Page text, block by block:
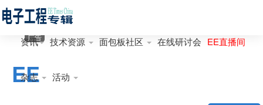
资讯 技术资源 面包板社区 在线研讨会 EE直播间
杂志 活动
EE
广告